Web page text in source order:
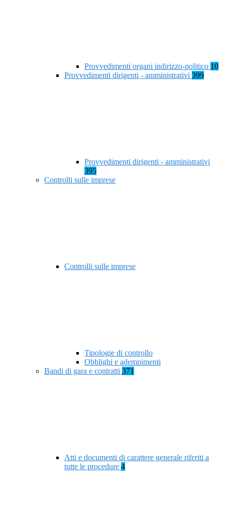
Provvedimenti organi indirizzo-politico 10
Provvedimenti dirigenti - amministrativi 399
Provvedimenti dirigenti - amministrativi
395
Controlli sulle imprese
Controlli sulle imprese
Tipologie di controllo
Obblighi e adempimenti
Bandi di gara e contratti 371
Atti e documenti di carattere generale riferiti a
tutte le procedure 4